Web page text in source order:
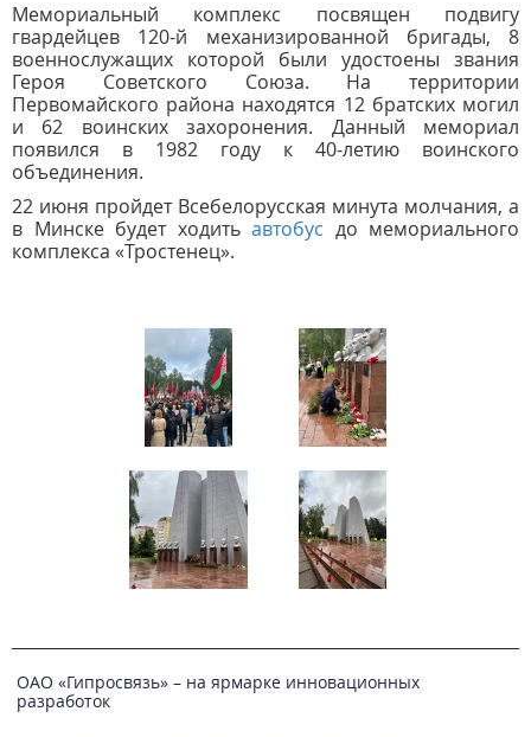
Мемориальный комплекс посвящен подвигу
гвардейцев 120-й механизированной бригады, 8
военнослужащих которой были удостоены звания
Героя Советского Союза. На территории
Первомайского района находятся 12 братских могил
и 62 воинских захоронения. Данный мемориал
появился в 1982 году к 40-летию воинского
объединения.
22 июня пройдет Всебелорусская минута молчания, а
в Минске будет ходить автобус до мемориального
комплекса «Тростенец».
ОАО «Гипросвязь» – на ярмарке инновационных
разработок